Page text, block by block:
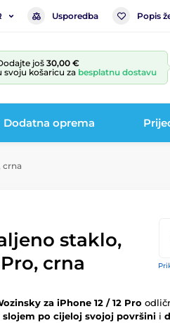
Usporedba Popis
još30,00 €
svoju košaricu za besplatnu dostavu
Dodatna oprema
crna
staklo,
crna
za iPhone 12 / 12 Pro
po cijeloj svojoj površini i